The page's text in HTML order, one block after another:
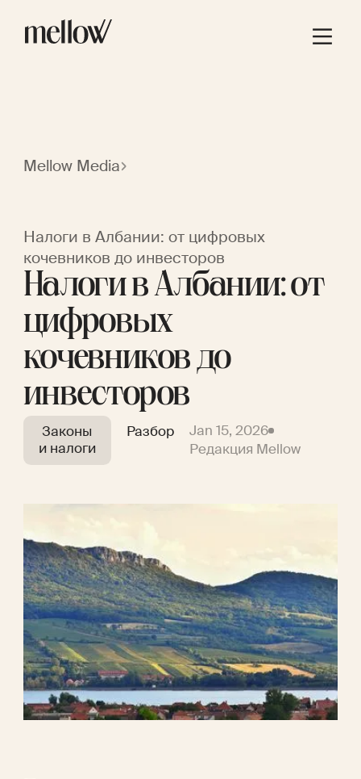
Mellow Media
Налоги в Албании: от цифровых
кочевников до инвесторов
Налоги в Албании: от
цифровых
кочевников до
инвесторов
Законы
и налоги
Разбор
Jan 15, 2026
Редакция Mellow